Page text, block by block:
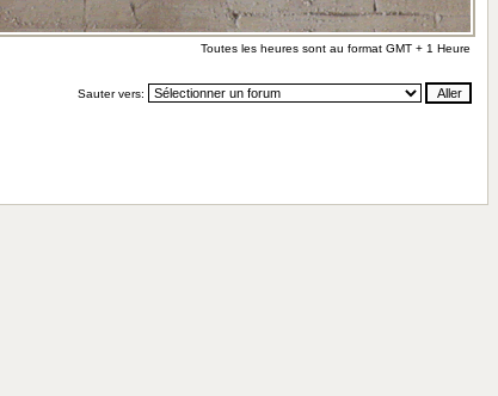
Toutes les heures sont au format GMT + 1 Heure
Sauter vers: